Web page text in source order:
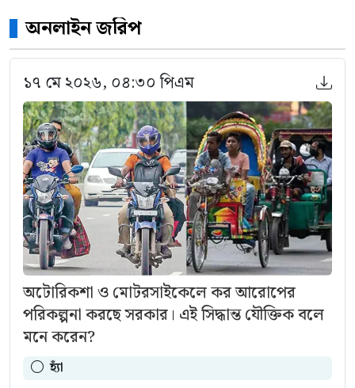
অনলাইন জরিপ
১৭ মে ২০২৬, ০৪:৩০ পিএম
অটোরিকশা ও মোটরসাইকেলে কর আরোপের
পরিকল্পনা করছে সরকার। এই সিদ্ধান্ত যৌক্তিক বলে
মনে করেন?
হ্যাঁ